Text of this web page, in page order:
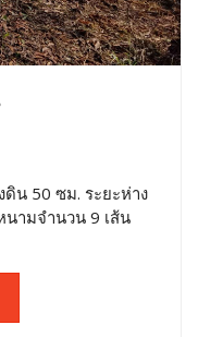
ดิน 50 ซม. ระยะห่าง
นามจำนวน 9 เส้น